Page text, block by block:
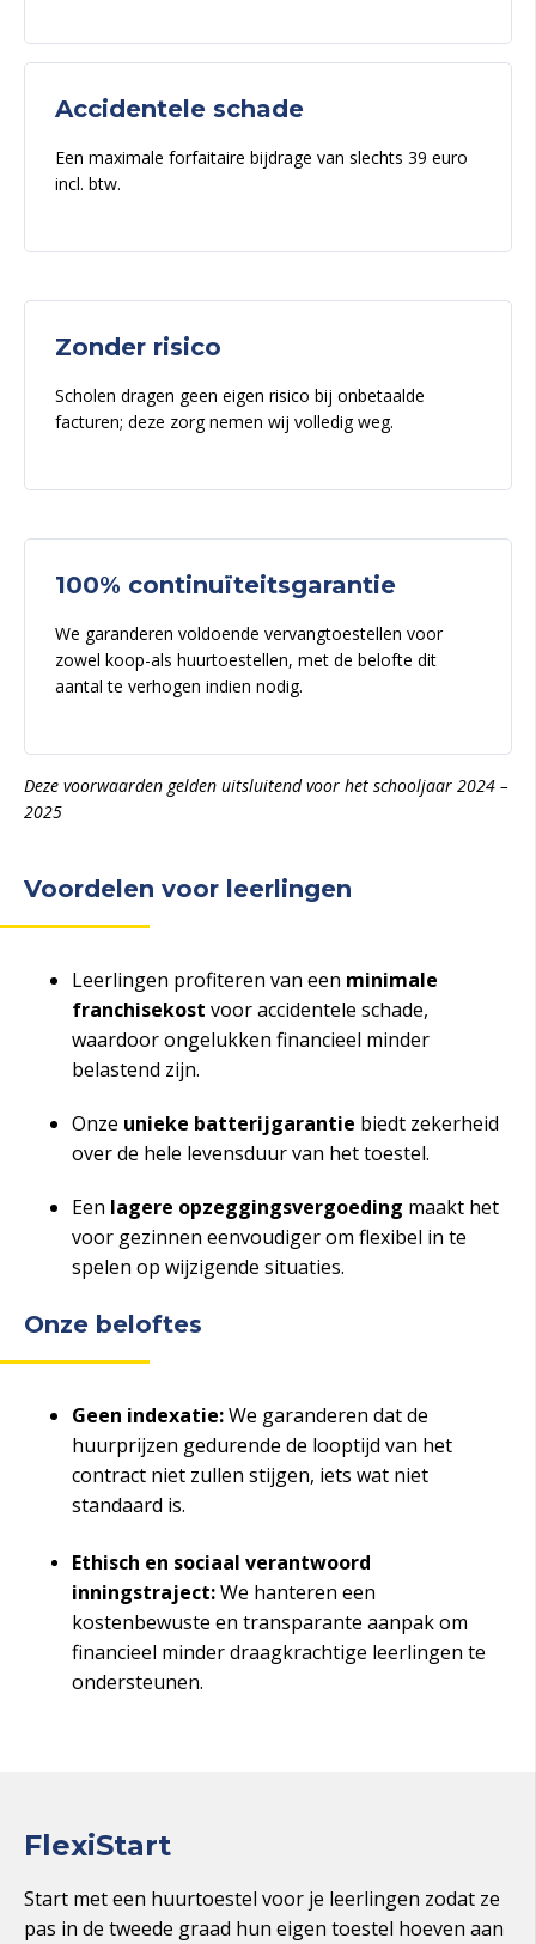
Accidentele schade
Een maximale forfaitaire bijdrage van slechts 39 euro
incl. btw.
Zonder risico
Scholen dragen geen eigen risico bij onbetaalde
facturen; deze zorg nemen wij volledig weg.
100% continuïteitsgarantie
We garanderen voldoende vervangtoestellen voor
zowel koop-als huurtoestellen, met de belofte dit
aantal te verhogen indien nodig.
Deze voorwaarden gelden uitsluitend voor het schooljaar 2024 –
2025
Voordelen voor leerlingen
Leerlingen profiteren van een minimale
franchisekost voor accidentele schade,
waardoor ongelukken financieel minder
belastend zijn.
Onze unieke batterijgarantie biedt zekerheid
over de hele levensduur van het toestel.
Een lagere opzeggingsvergoeding maakt het
voor gezinnen eenvoudiger om flexibel in te
spelen op wijzigende situaties.
Onze beloftes
Geen indexatie:We garanderen dat de
huurprijzen gedurende de looptijd van het
contract niet zullen stijgen, iets wat niet
standaard is.
Ethisch en sociaal verantwoord
inningstraject:We hanteren een
kostenbewuste en transparante aanpak om
financieel minder draagkrachtige leerlingen te
ondersteunen.
FlexiStart
Start met een huurtoestel voor je leerlingen zodat ze
pas in de tweede graad hun eigen toestel hoeven aan